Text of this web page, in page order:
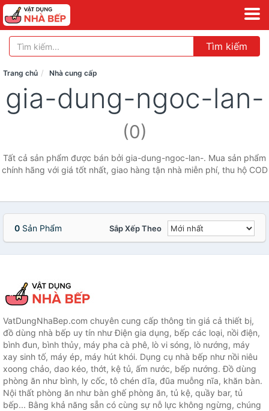
Tìm kiếm
Trang chủ Nhà cung cấp
gia-dung-ngoc-lan-
(0)
Tất cả sản phẩm được bán bởi gia-dung-ngoc-lan-. Mua sản phẩm
chính hãng với giá tốt nhất, giao hàng tận nhà miễn phí, thu hộ COD
0 Sản Phẩm Sắp Xếp Theo
VatDungNhaBep.com chuyên cung cấp thông tin giá cả thiết bị,
đồ dùng nhà bếp uy tín như Điện gia dụng, bếp các loại, nồi điện,
bình đun, bình thủy, máy pha cà phê, lò vi sóng, lò nướng, máy
xay sinh tố, máy ép, máy hút khói. Dụng cụ nhà bếp như nồi niêu
xoong chảo, dao kéo, thớt, kệ tủ, ấm nước, bếp nướng. Đồ dùng
phòng ăn như bình, ly cốc, tô chén dĩa, đũa muỗng nĩa, khăn bàn.
Nội thất phòng ăn như bàn ghế phòng ăn, tủ kệ, quầy bar, tủ
bếp... Bằng khả năng sẵn có cùng sự nỗ lực không ngừng, chúng